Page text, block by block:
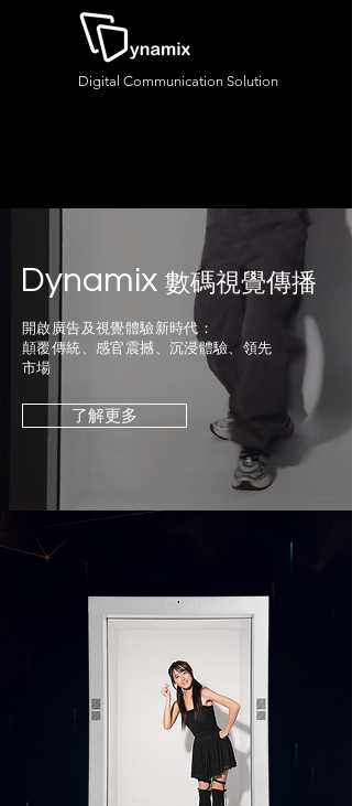
Digital Communication Solution
Dynamix 數碼視覺傳播
開啟廣告及視覺體驗新時代：
顛覆傳統、感官震撼、沉浸體驗、領先
市場
了解更多